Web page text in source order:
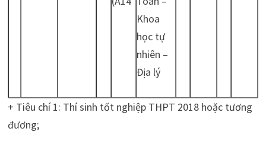
Khoa
học tự
nhiên –
Địa lý
+ Tiêu chí 1: Thí sinh tốt nghiệp THPT 2018 hoặc tương
đương;